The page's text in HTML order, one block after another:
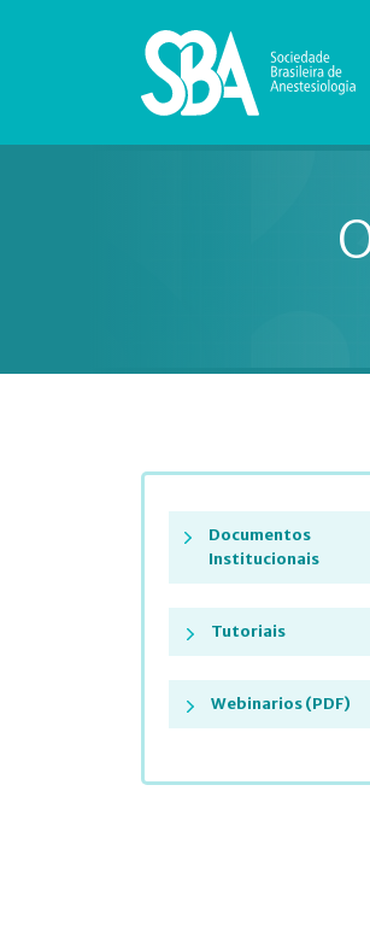
Documentos
Institucionais
Tutoriais
Webinarios (PDF)